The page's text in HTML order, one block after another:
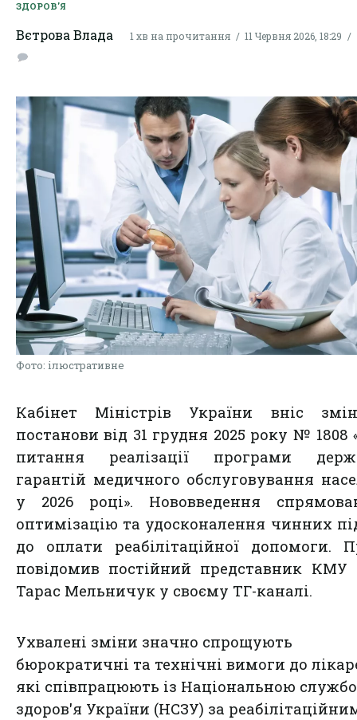
ЗДОРОВ'Я
Вєтрова Влада 1 хв на прочитання 11 Червня 2026, 18:29
Фото: ілюстративне
Кабінет Міністрів України вніс
постанови від 31 грудня 2025 року № 1808
питання реалізації програми
гарантій медичного обслуговування
у 2026 році». Нововведення
оптимізацію та удосконалення чинних
до оплати реабілітаційної допомоги.
повідомив постійний представник
Тарас Мельничук у своєму ТГ-каналі.
Ухвалені зміни значно спрощують
бюрократичні та технічні вимоги до
які співпрацюють із Національною
здоров'я України (НСЗУ) за